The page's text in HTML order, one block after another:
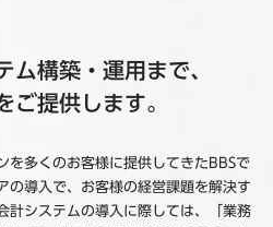
ム構築・運用まで、
ご提供します。
を多くのお客様に提供してきたBBSで
の導入で、お客様の経営課題を解決す
計システムの導入に際しては、「業務